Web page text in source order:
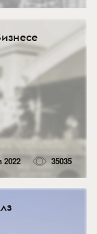
2022 35035